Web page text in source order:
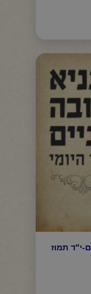
י"ד תמוז